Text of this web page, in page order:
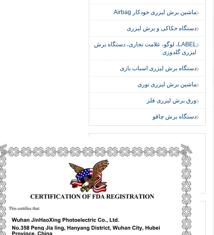
ماشین برش لیزری خودکار Airbag
دستگاه حکاکی و برش لیزری
LABEL، لوگو، علامت تجاری، دستگاه برش
لیزری گلدوزی
دستگاه برش لیزری اسباب بازی
ماشین برش لیزری توری
ورق برش لیزری فلز
دستگاه برش چاقو